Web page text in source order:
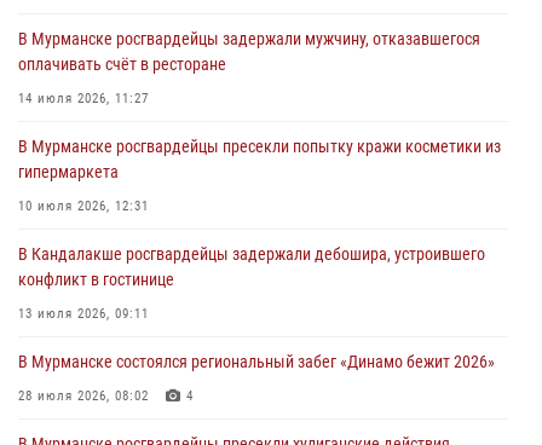
Сотрудники Росгвардии провели инструктаж по
антитеррористической защищенности для членов избирательных
31 июля 2026, 08:48 3
Сотрудники Росгвардии задержали мужчину, не оплатившего счет в
30 июля 2026, 14:09
В Управлении Росгвардии по Мурманской области прошло пожарно-
30 июля 2026, 14:05
В Мурманске росгвардейцы задержали мужчину, отказавшегося
оплачивать счёт в ресторане
14 июля 2026, 11:27
В Мурманске росгвардейцы пресекли попытку кражи косметики из
гипермаркета
10 июля 2026, 12:31
В Кандалакше росгвардейцы задержали дебошира, устроившего
конфликт в гостинице
13 июля 2026, 09:11
В Мурманске состоялся региональный забег «Динамо бежит 2026»
28 июля 2026, 08:02 4